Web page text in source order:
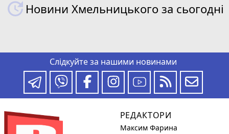
Новини Хмельницького за сьогодні
Слідкуйте за нашими новинами
РЕДАКТОРИ
Максим Фарина